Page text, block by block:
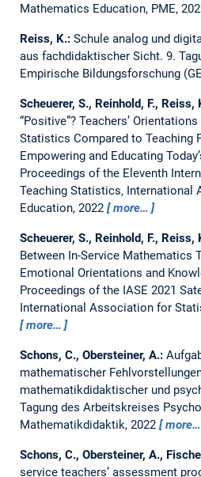
Mathematics Education, PME,
Reiss, K.: Schule analog und
aus fachdidaktischer Sicht. 9.
Empirische Bildungsforschung
Scheuerer, S., Reinhold, F., Reiss,
“Positive”? Teachers’
Statistics Compared to Teaching
Empowering and Educating
Proceedings of the Eleventh
Teaching Statistics, International
Education, 2022
more…
Scheuerer, S., Reinhold, F., Reiss,
Between In-Service Mathematics
Emotional Orientations and
Proceedings of the IASE 2021
International Association for
more…
Schons, C., Obersteiner, A.:
mathematischer
mathematikdidaktischer und
Tagung des Arbeitskreises
Mathematikdidaktik, 2022
more…
Schons, C., Obersteiner, A.,
service teachers’ assessment